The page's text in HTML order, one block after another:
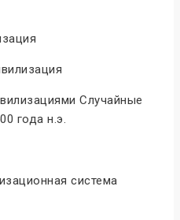
Случайные
года н.э.
система